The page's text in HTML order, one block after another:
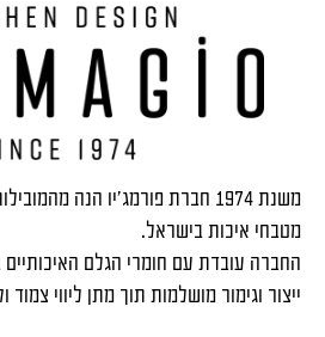
משנת 1974 חברת פורמג'יו הנה
מטבחי איכות בישראל.
החברה עובדת עם חומרי הגלם
ייצור וגימור מושלמות תוך מתן ליווי